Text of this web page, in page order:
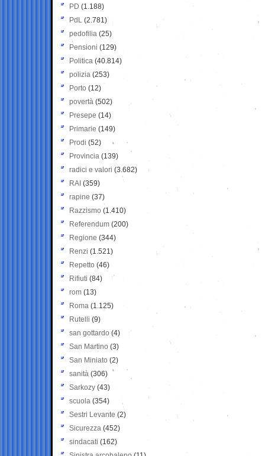
PD (1.188)
PdL (2.781)
pedofilia (25)
Pensioni (129)
Politica (40.814)
polizia (253)
Porto (12)
povertà (502)
Presepe (14)
Primarie (149)
Prodi (52)
Provincia (139)
radici e valori (3.682)
RAI (359)
rapine (37)
Razzismo (1.410)
Referendum (200)
Regione (344)
Renzi (1.521)
Repetto (46)
Rifiuti (84)
rom (13)
Roma (1.125)
Rutelli (9)
san gottardo (4)
San Martino (3)
San Miniato (2)
sanità (306)
Sarkozy (43)
scuola (354)
Sestri Levante (2)
Sicurezza (452)
sindacati (162)